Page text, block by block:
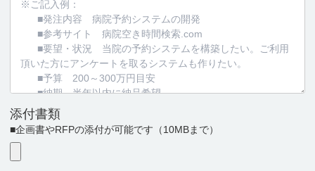
添付書類
■企画書やRFPの添付が可能です （10MBまで）